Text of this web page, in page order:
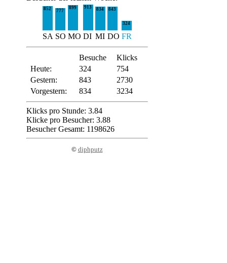
852 777
899 913 834 843
324
SA SO MO DI MI DO FR
Besuche
Klicks
Heute:
324
754
Gestern:
843
2730
Vorgestern:
834 3234
Klicks pro Stunde: 3.84
Klicke pro Besucher: 3.88
Besucher Gesamt: 1198626
© diphputz